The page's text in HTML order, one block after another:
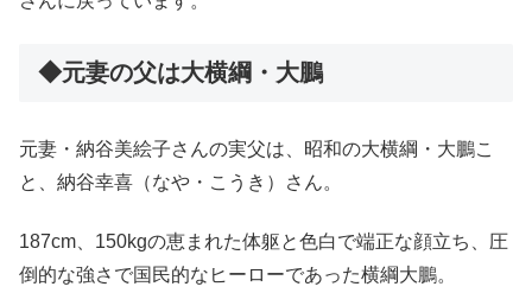
◆元妻の父は大横綱・大鵬
元妻・納谷美絵子さんの実父は、昭和の大横綱・大鵬こ
と、納谷幸喜（なや・こうき）さん。
187cm、150kgの恵まれた体躯と色白で端正な顔立ち、圧
倒的な強さで国民的なヒーローであった横綱大鵬。